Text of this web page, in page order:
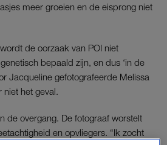
meer groeien en de eisprong niet
de oorzaak van POI niet
bepaald zijn, en dus ‘in de
Jacqueline gefotografeerde Melissa
het geval.
de overgang. De fotograaf worstelt
en opvliegers. “Ik zocht